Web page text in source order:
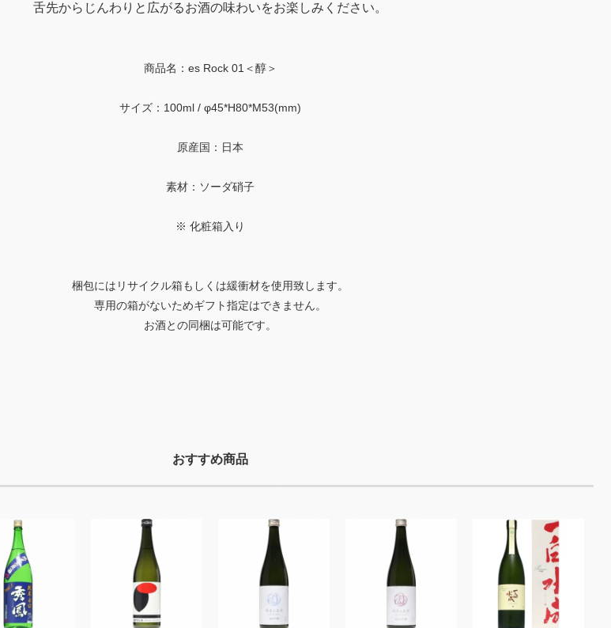
舌先からじんわりと広がるお酒の味わいをお楽しみください。
商品名：es Rock 01＜醇＞
サイズ：100ml / φ45*H80*M53(mm)
原産国：日本
素材：ソーダ硝子
※ 化粧箱入り
梱包にはリサイクル箱もしくは緩衝材を使用致します。
専用の箱がないためギフト指定はできません。
お酒との同梱は可能です。
おすすめ商品